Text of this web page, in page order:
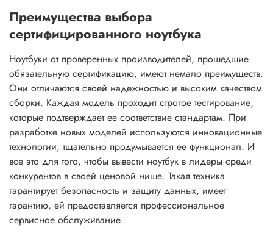
Преимущества выбора
сертифицированного ноутбука
Ноутбуки от проверенных производителей, прошедшие
обязательную сертификацию, имеют немало преимуществ.
Они отличаются своей надежностью и высоким качеством
сборки. Каждая модель проходит строгое тестирование,
которые подтверждает ее соответствие стандартам. При
разработке новых моделей используются инновационные
технологии, тщательно продумывается ее функционал. И
все это для того, чтобы вывести ноутбук в лидеры среди
конкурентов в своей ценовой нише. Такая техника
гарантирует безопасность и защиту данных, имеет
гарантию, ей предоставляется профессиональное
сервисное обслуживание.